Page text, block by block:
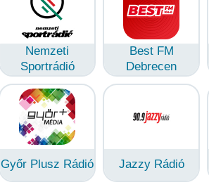
Nemzeti
Sportrádió
Best FM
Debrecen
Győr Plusz Rádió Jazzy Rádió